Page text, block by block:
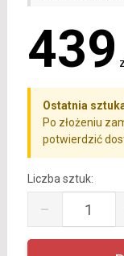
439
Ostatnia
Po złożeniu
potwierdzić
Liczba sztuk:
−